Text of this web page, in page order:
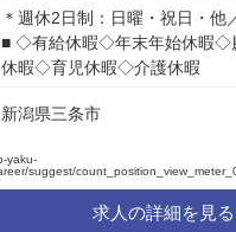
＊週休2日制：日曜・祝日・他
■ ◇有給休暇◇年末年始休暇◇
休暇◇育児休暇◇介護休暇
新潟県三条市
求人の詳細を見る